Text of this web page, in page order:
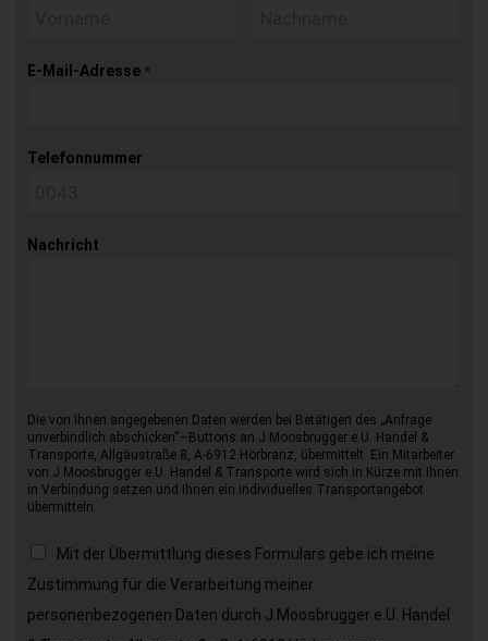
E-Mail-Adresse *
Telefonnummer
Nachricht
Die von Ihnen angegebenen Daten werden bei Betätigen des „Anfrage
unverbindlich abschicken“–Buttons an J.Moosbrugger e.U. Handel &
Transporte, Allgäustraße 8, A-6912 Hörbranz, übermittelt. Ein Mitarbeiter
von J.Moosbrugger e.U. Handel & Transporte wird sich in Kürze mit Ihnen
in Verbindung setzen und Ihnen ein individuelles Transportangebot
übermitteln.
Mit der Übermittlung dieses Formulars gebe ich meine
Zustimmung für die Verarbeitung meiner
personenbezogenen Daten durch J.Moosbrugger e.U. Handel